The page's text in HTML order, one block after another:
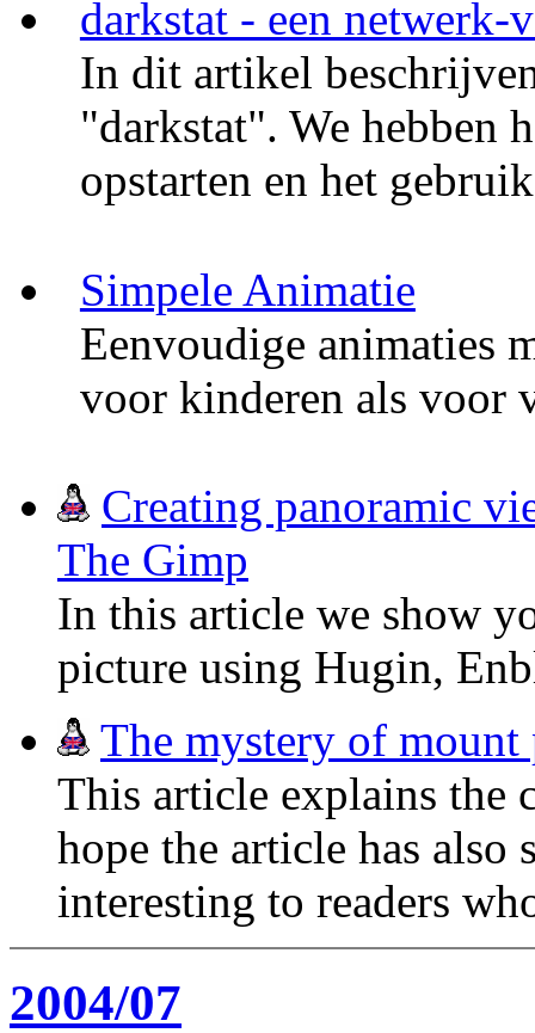
darkstat - een netwerk-
In dit artikel
"darkstat". We hebben
opstarten en het
Simpele Animatie
Eenvoudige animaties
voor kinderen als voor
Creating panoramic
The Gimp
In this article we show
picture using Hugin,
The mystery of mount
This article explains the
hope the article has
interesting to readers
2004/07